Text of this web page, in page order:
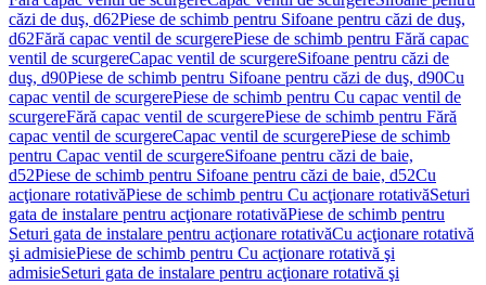
căzi de duş, d62Piese de schimb pentru Sifoane pentru căzi de duş,
d62Fără capac ventil de scurgerePiese de schimb pentru Fără capac
ventil de scurgereCapac ventil de scurgereSifoane pentru căzi de
duş, d90Piese de schimb pentru Sifoane pentru căzi de duş, d90Cu
capac ventil de scurgerePiese de schimb pentru Cu capac ventil de
scurgereFără capac ventil de scurgerePiese de schimb pentru Fără
capac ventil de scurgereCapac ventil de scurgerePiese de schimb
pentru Capac ventil de scurgereSifoane pentru căzi de baie,
d52Piese de schimb pentru Sifoane pentru căzi de baie, d52Cu
acţionare rotativăPiese de schimb pentru Cu acţionare rotativăSeturi
gata de instalare pentru acţionare rotativăPiese de schimb pentru
Seturi gata de instalare pentru acţionare rotativăCu acţionare rotativă
şi admisiePiese de schimb pentru Cu acţionare rotativă şi
admisieSeturi gata de instalare pentru acţionare rotativă şi